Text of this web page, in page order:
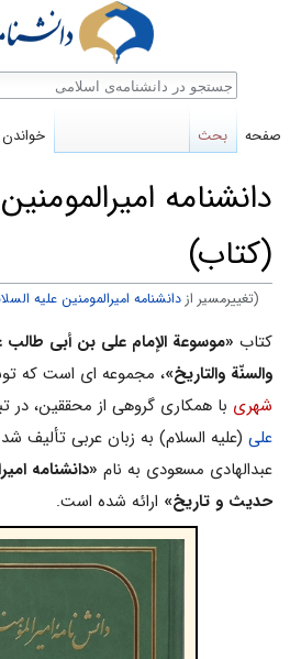
دانشنامه
(کتاب)
(تغییرمسیر ازدانشنامه امیرالمومنین علیه
پرش
به
ناوبری
پرش
به
جستجو
کتاب «موسوعة الإمام على بن أبى طالب
والسنّة والتاریخ»، مجموعه ای است که
شهرى با همکارى گروهى از محققین،
على (علیه السلام) به زبان عربى تألیف
عبدالهادى مسعودى به نام «دانشنامه
حدیث و تاریخ» ارائه شده است.
صفحه بحث خواندن
جستجو